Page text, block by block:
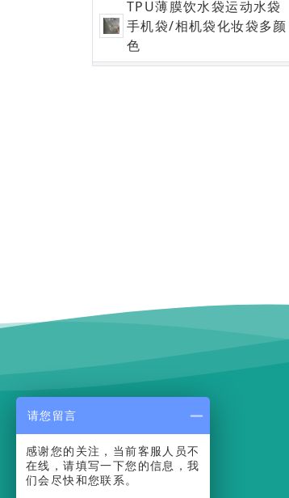
TPU薄膜饮水袋运动水袋
手机袋/相机袋化妆袋多颜
色
请您留言
感谢您的关注，当前客服人员不
在线，请填写一下您的信息，我
们会尽快和您联系。